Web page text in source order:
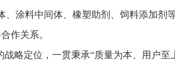
涂料中间体、橡塑助剂、饲料添加剂
作关系。
略定位，一贯秉承“质量为本、用户至